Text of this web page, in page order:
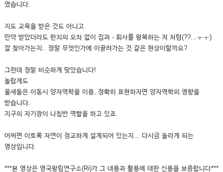
였습니다.
지도 교육을 받은 것도 아니고
만약 받았더라도 한치의 오차 없이 집과 - 회사를 왕복하는 저 처럼(??...ㅜㅜ)
잘 찾아가는지.. 정말 무엇인가에 이끌려가는 것 같은 현상이랄까요?
그런데 정말 비슷하게 맞았습니다!
놀랍게도
울새들은 이동시 양자역학을 이용, 정확히 표현하자면 양자역학의 영향을
받습니다.
지구의 자기장이 나침반 역할을 하고 있죠.
어쩌면 이토록 자연이 정교하게 설계되어 있는지... 다시금 놀라게 되는
영상입니다.
***본 영상은 영국왕립연구소(Ri)가 그 내용과 활용에 대한 신용을 보증합니다***